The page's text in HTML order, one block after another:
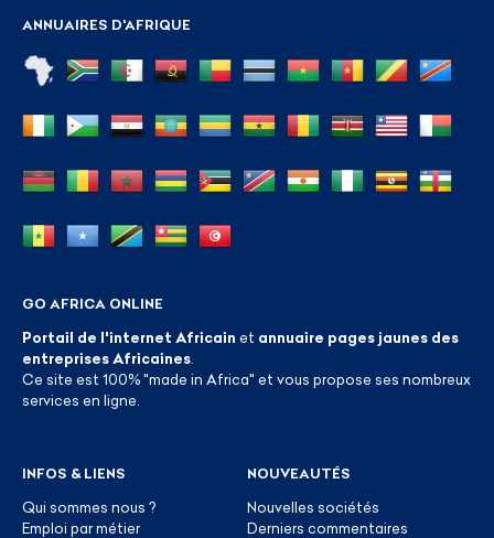
ANNUAIRES D'AFRIQUE
GO AFRICA ONLINE
Portail de l'internet Africain et annuaire pages jaunes des
entreprises Africaines
Ce site est 100% "made in Africa" et vous propose ses nombreux
services en ligne.
INFOS & LIENS
Qui sommes nous ?
Emploi par métier
NOUVEAUTÉS
Nouvelles sociétés
Derniers commentaires